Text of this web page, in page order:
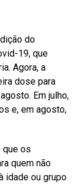
do
19, que
Agora, a
dose para
Em julho,
e, em agosto,
que os
quem não
idade ou grupo